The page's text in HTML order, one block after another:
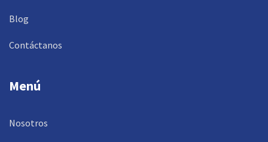
Blog
Contáctanos
Menú
Nosotros